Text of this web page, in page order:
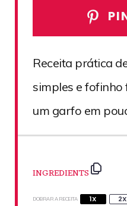
Receita prática
simples e fofinho
um garfo em
INGREDIENTS
DOBRAR A RECEITA 1X 2X